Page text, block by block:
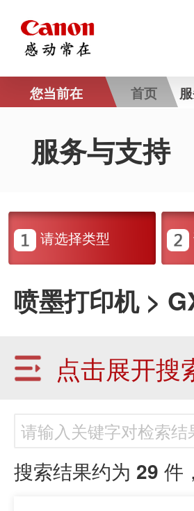
您当前在 首页
服务与支持
请选择类型
喷墨打印机 >
点击展开搜
搜索结果约为 29 件